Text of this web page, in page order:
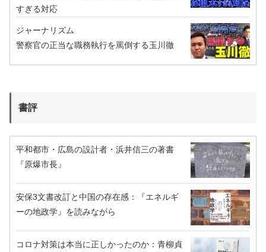
すぎる対応
ジャーナリズム
警察官の正当な職務執行を罵倒する玉川徹
書評
平和都市・広島の設計者・浜井信三の著書
『原爆市長』
安保3文書改訂と中国の存在感：『エネルギ
ーの地政学』を読みながら
コロナ対策は本当に正しかったのか：青柳貞